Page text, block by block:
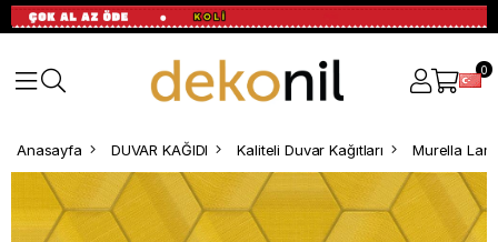
0
Anasayfa DUVAR KAĞIDI Kaliteli Duvar Kağıtları